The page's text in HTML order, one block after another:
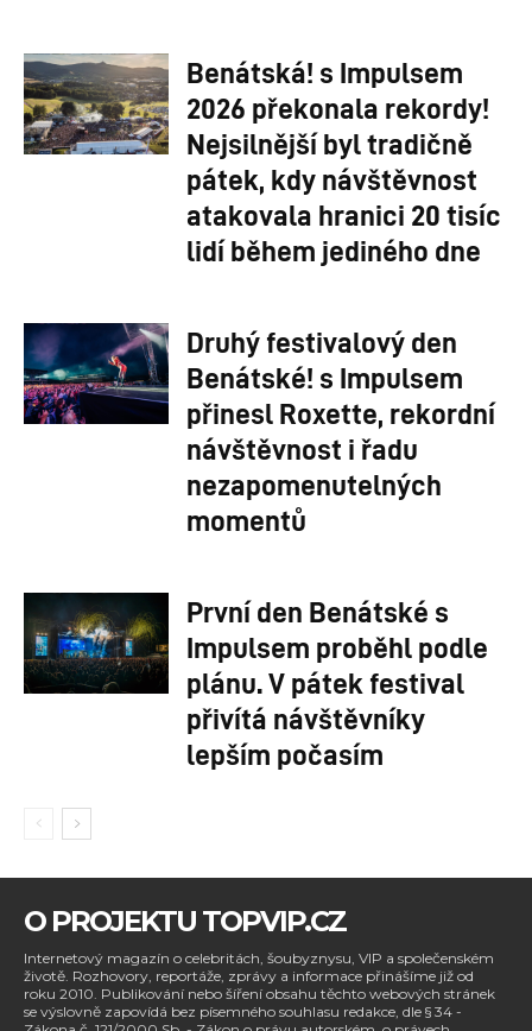
Benátská! s Impulsem
2026 překonala rekordy!
Nejsilnější byl tradičně
pátek, kdy návštěvnost
atakovala hranici 20 tisíc
lidí během jediného dne
Druhý festivalový den
Benátské! s Impulsem
přinesl Roxette, rekordní
návštěvnost i řadu
nezapomenutelných
momentů
První den Benátské s
Impulsem proběhl podle
plánu. V pátek festival
přivítá návštěvníky
lepším počasím
O PROJEKTU TOPVIP.CZ
Internetový magazín o celebritách, šoubyznysu, VIP a společenském
životě. Rozhovory, reportáže, zprávy a informace přinášíme již od
roku 2010. Publikování nebo šíření obsahu těchto webových stránek
se výslovně zapovídá bez písemného souhlasu redakce, dle § 34 -